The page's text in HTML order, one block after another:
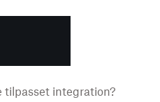
tilpasset integration?